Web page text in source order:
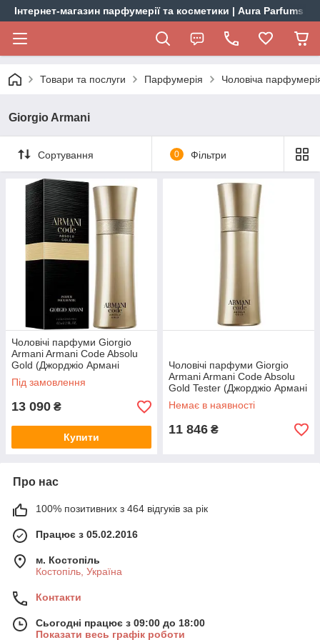
Інтернет-магазин парфумерії та косметики | Aura Parfums
Товари та послуги Парфумерія Чоловіча
Giorgio Armani
Сортування 0 Фільтри
Чоловічі парфуми Giorgio
Armani Armani Code Absolu
Gold (Джорджіо Армані
Армані Коде Абсолю Голд)
Духи 60 ml/мл
Під замовлення
13 090 ₴
Купити
Чоловічі парфуми Giorgio
Armani Armani Code Absolu
Gold Tester (Джорджіо Армані
Армані Коде Абсолю Голд)
Духи 60 ml/мл Тестер
Немає в наявності
11 846 ₴
Про нас
100% позитивних з 464 відгуків за рік
Працює з 05.02.2016
м. Костопіль
Костопіль, Україна
Контакти
Сьогодні працює з 09:00 до 18:00
Показати весь графік роботи